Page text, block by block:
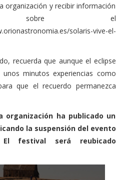
organización y recibir información
sobre el
solaris-vive-el-
recuerda que aunque el eclipse
minutos experiencias como
que el recuerdo permanezca
organización ha publicado un
la suspensión del evento
festival será reubicado